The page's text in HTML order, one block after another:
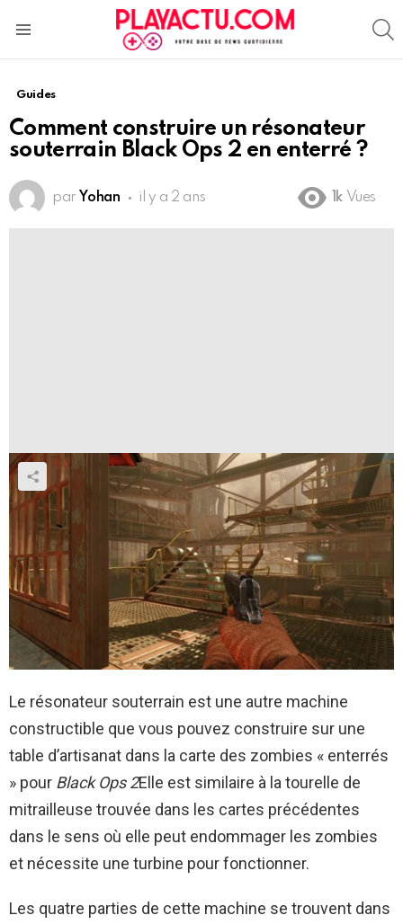
Guides
Comment construire un résonateur
souterrain Black Ops 2 en enterré ?
par Yohan il y a 2 ans 1k Vues
Le résonateur souterrain est une autre machine
constructible que vous pouvez construire sur une
table d’artisanat dans la carte des zombies « enterrés
» pour Black Ops 2Elle est similaire à la tourelle de
mitrailleuse trouvée dans les cartes précédentes
dans le sens où elle peut endommager les zombies
et nécessite une turbine pour fonctionner.
Les quatre parties de cette machine se trouvent dans